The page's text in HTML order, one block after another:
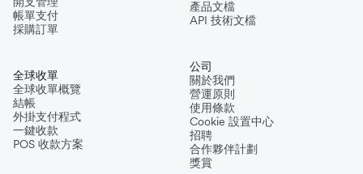
帳單支付
採購訂單
全球收單
全球收單概覽
結帳
外掛支付程式
一鍵收款
POS 收款方案
產品文檔
API 技術文檔
公司
關於我們
營運原則
使用條款
Cookie 設置中心
招聘
合作夥伴計劃
獎賞